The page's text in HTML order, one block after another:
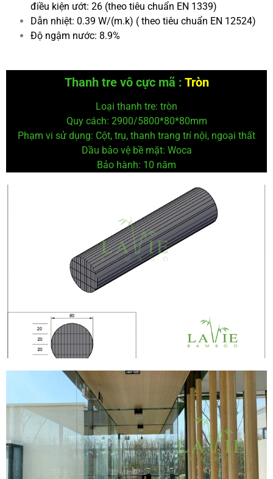
điều kiện ướt: 26 (theo tiêu chuẩn EN 1339)
Dẫn nhiệt: 0.39 W/(m.k) ( theo tiêu chuẩn EN 12524)
Độ ngậm nước: 8.9%
Thanh tre vô cực mã : Tròn
Loại thanh tre: tròn
Quy cách: 2900/5800*80*80mm
Phạm vi sử dụng: Cột, trụ, thanh trang trí nội, ngoại thất
Dầu bảo vệbề mặt: Woca
Bảo hành: 10 năm